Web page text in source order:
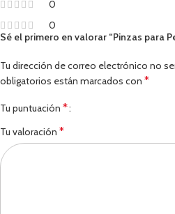
0
0
Sé el primero en valorar “Pinzas para
Tu dirección de correo electrónico no
obligatorios están marcados con *
Tu puntuación *
Tu valoración *